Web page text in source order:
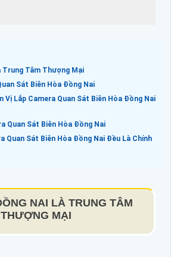
Trung Tâm Thượng Mại
Sát Biên Hòa Đồng Nai
Vị Lắp Camera Quan Sát Biên Hòa Đồng Nai
Quan Sát Biên Hòa Đồng Nai
Quan Sát Biên Hòa Đồng Nai Đều Là Chính
NAI LÀ TRUNG TÂM
THƯỢNG MẠI